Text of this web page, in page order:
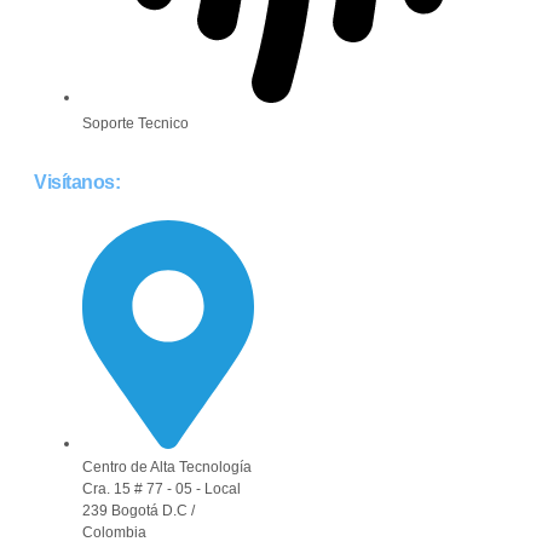
Soporte Tecnico
Visítanos:
Centro de Alta Tecnología
Cra. 15 # 77 - 05 - Local
239 Bogotá D.C /
Colombia